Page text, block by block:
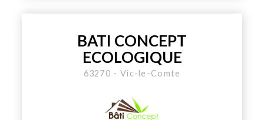
BATI CONCEPT
ECOLOGIQUE
63270 - Vic-le-Comte